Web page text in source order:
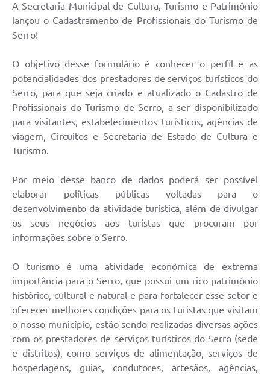
Organizações da Sociedade Civil
Lei Paulo Gustavo
Turismo
Horário - Linhas Municipais de Coletivos
Lei Aldir Blanc
Emissão de Contracheque
Chamamento Público
Arquivos para Download
FAQ
Jornal
Covid -19 em Serro
Links
Audiências Públicas
A Secretaria Municipal de Cultura, Turismo e Patrimônio
lançou o Cadastramento de Profissionais do Turismo de
Serro!
O objetivo desse formulário é conhecer o perfil e as
potencialidades dos prestadores de serviços turísticos do
Serro, para que seja criado e atualizado o Cadastro de
Profissionais do Turismo de Serro, a ser disponibilizado
para visitantes, estabelecimentos turísticos, agências de
viagem, Circuitos e Secretaria de Estado de Cultura e
Turismo.
Por meio desse banco de dados poderá ser possível
elaborar políticas públicas voltadas para o
desenvolvimento da atividade turística, além de divulgar
os seus negócios aos turistas que procuram por
informações sobre o Serro.
O turismo é uma atividade econômica de extrema
importância para o Serro, que possui um rico patrimônio
histórico, cultural e natural e para fortalecer esse setor e
oferecer melhores condições para os turistas que visitam
o nosso município, estão sendo realizadas diversas ações
com os prestadores de serviços turísticos do Serro (sede
e distritos), como serviços de alimentação, serviços de
hospedagens, guias, condutores, artesãos, agências,